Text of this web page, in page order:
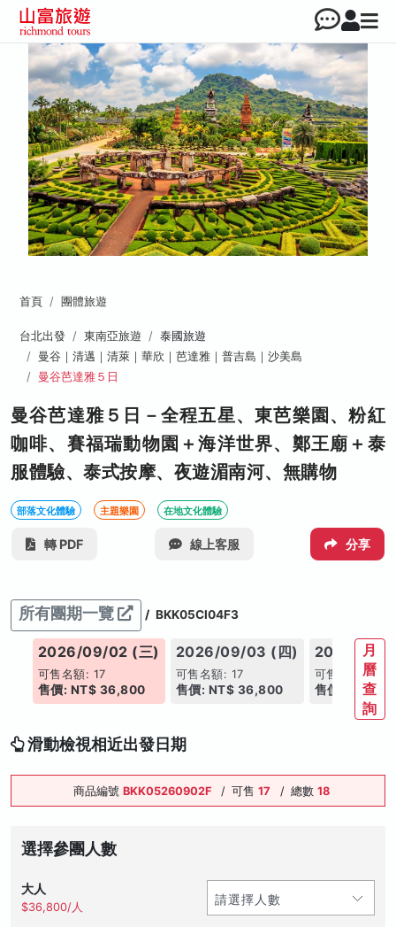
首頁 團體旅遊
台北出發 東南亞旅遊
泰國旅遊
曼谷｜清邁｜清萊｜華欣｜芭達雅｜普吉島｜沙美島
曼谷芭達雅５日
曼谷芭達雅５日－全程五星、東芭樂園、粉紅
咖啡、賽福瑞動物園＋海洋世界、鄭王廟＋泰
服體驗、泰式按摩、夜遊湄南河、無購物
部落文化體驗 主題樂園 在地文化體驗
轉 PDF 線上客服 分享
所有團期一覽 / BKK05CI04F3
2026/09/02 (三)
可售名額: 17
售價: NT$ 36,800
2026/09/03 (四)
可售名額: 17
售價: NT$ 36,800
2026/09/
可售名額: 17
售價: NT$
月
曆
查
詢
滑動檢視相近出發日期
商品編號 BKK05260902F / 可售 17 / 總數 18
選擇參團人數
大人
$36,800/人